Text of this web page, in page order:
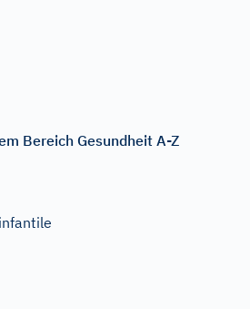
Bereich Gesundheit A-Z